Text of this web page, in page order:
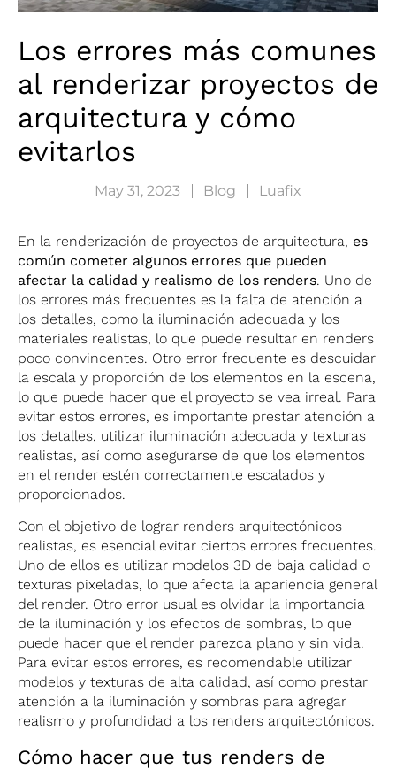
Los errores más comunes
al renderizar proyectos de
arquitectura y cómo
evitarlos
May 31, 2023 Blog Luafix
En la renderización de proyectos de arquitectura, es
común cometer algunos errores que pueden
afectar la calidad y realismo de los renders. Uno de
los errores más frecuentes es la falta de atención a
los detalles, como la iluminación adecuada y los
materiales realistas, lo que puede resultar en renders
poco convincentes. Otro error frecuente es descuidar
la escala y proporción de los elementos en la escena,
lo que puede hacer que el proyecto se vea irreal. Para
evitar estos errores, es importante prestar atención a
los detalles, utilizar iluminación adecuada y texturas
realistas, así como asegurarse de que los elementos
en el render estén correctamente escalados y
proporcionados.
Con el objetivo de lograr renders arquitectónicos
realistas, es esencial evitar ciertos errores frecuentes.
Uno de ellos es utilizar modelos 3D de baja calidad o
texturas pixeladas, lo que afecta la apariencia general
del render. Otro error usual es olvidar la importancia
de la iluminación y los efectos de sombras, lo que
puede hacer que el render parezca plano y sin vida.
Para evitar estos errores, es recomendable utilizar
modelos y texturas de alta calidad, así como prestar
atención a la iluminación y sombras para agregar
realismo y profundidad a los renders arquitectónicos.
Cómo hacer que tus renders de